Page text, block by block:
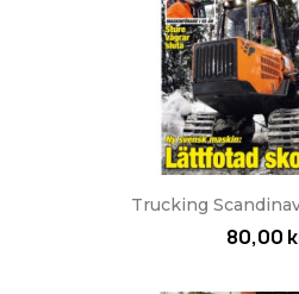
Trucking
80,00